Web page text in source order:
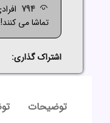
794
تماشا می کنند!
اشتراک گذاری:
توضیحات